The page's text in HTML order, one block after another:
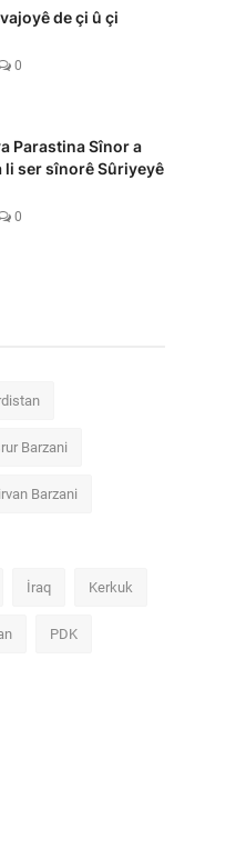
de çi û çi
0
Parastina Sînor a
li ser sînorê Sûriyeyê
0
Barzani
Barzani
İraq Kerkuk
PDK